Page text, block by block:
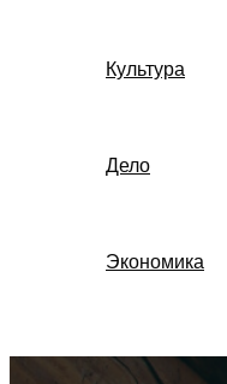
Культура
Дело
Экономика